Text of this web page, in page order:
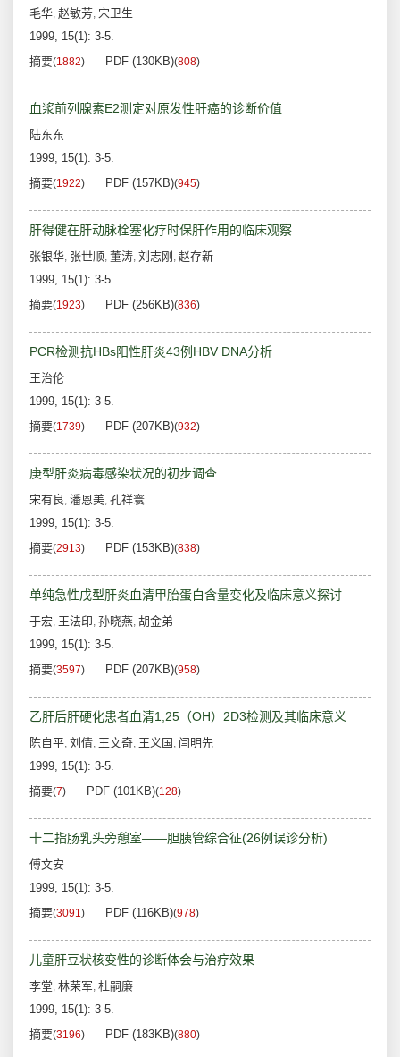
毛华, 赵敏芳, 宋卫生
1999, 15(1): 3-5.
摘要(1882) PDF (130KB)(808)
血浆前列腺素E2测定对原发性肝癌的诊断价值
陆东东
1999, 15(1): 3-5.
摘要(1922) PDF (157KB)(945)
肝得健在肝动脉栓塞化疗时保肝作用的临床观察
张银华, 张世顺, 董涛, 刘志刚 , 赵存新
1999, 15(1): 3-5.
摘要(1923) PDF (256KB)(836)
PCR检测抗HBs阳性肝炎43例HBV DNA分析
王治伦
1999, 15(1): 3-5.
摘要(1739) PDF (207KB)(932)
庚型肝炎病毒感染状况的初步调查
宋有良, 潘恩美, 孔祥寰
1999, 15(1): 3-5.
摘要(2913) PDF (153KB)(838)
单纯急性戊型肝炎血清甲胎蛋白含量变化及临床意义探讨
于宏, 王法印, 孙晓燕, 胡金弟
1999, 15(1): 3-5.
摘要(3597) PDF (207KB)(958)
乙肝后肝硬化患者血清1,25（OH）2D3检测及其临床意义
陈自平, 刘倩, 王文奇, 王义国 , 闫明先
1999, 15(1): 3-5.
摘要(7) PDF (101KB)(128)
十二指肠乳头旁憩室——胆胰管综合征(26例误诊分析)
傅文安
1999, 15(1): 3-5.
摘要(3091) PDF (116KB)(978)
儿童肝豆状核变性的诊断体会与治疗效果
李堂, 林荣军, 杜嗣廉
1999, 15(1): 3-5.
摘要(3196) PDF (183KB)(880)